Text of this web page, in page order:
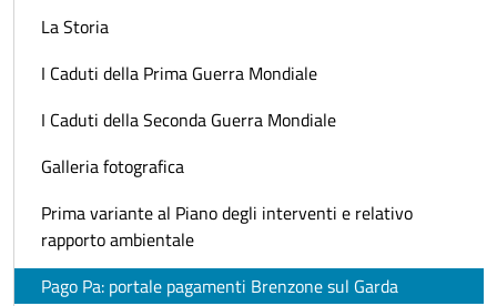
La Storia
I Caduti della Prima Guerra Mondiale
I Caduti della Seconda Guerra Mondiale
Galleria fotografica
Prima variante al Piano degli interventi e relativo
rapporto ambientale
Pago Pa: portale pagamenti Brenzone sul Garda